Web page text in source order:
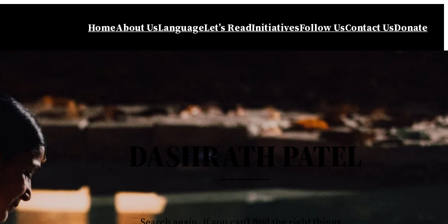
HomeAbout UsLanguageLet’s ReadInitiativesFollow UsContact UsDonate
DASHRATH PATEL